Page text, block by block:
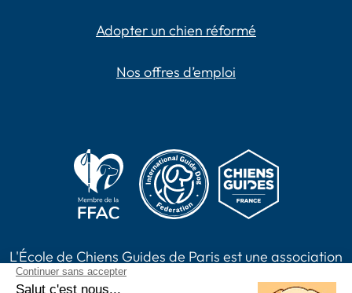
Adopter un chien réformé
Nos offres d’emploi
L'École de Chiens Guides de Paris est une association
loi 1901, reconnue d'intérêt général habilitée à